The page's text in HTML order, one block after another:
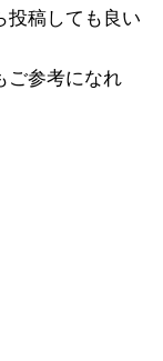
投稿しても良い
ご参考になれ